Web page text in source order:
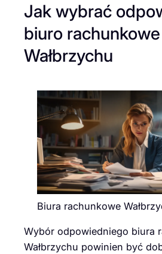
Jak wybrać
biuro
Wałbrzychu
Biura rachunkowe
Wybór odpowiedniego biura
Wałbrzychu powinien być